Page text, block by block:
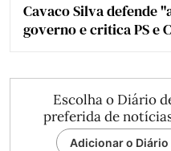
Cavaco Silva defende
governo e critica PS e
Escolha o Diário
preferida de
Adicionar o Diário